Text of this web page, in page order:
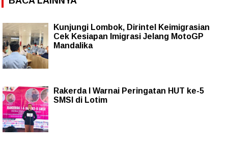
Kunjungi Lombok, Dirintel Keimigrasian
Cek Kesiapan Imigrasi Jelang MotoGP
Mandalika
Rakerda I Warnai Peringatan HUT ke-5
SMSI di Lotim